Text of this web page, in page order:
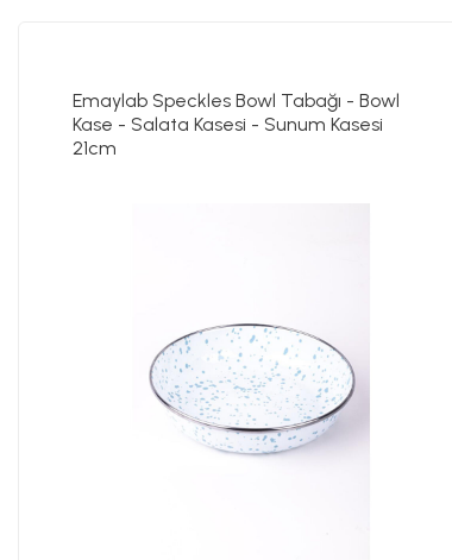
Emaylab Speckles Bowl Tabağı - Bowl
Kase - Salata Kasesi - Sunum Kasesi
21cm